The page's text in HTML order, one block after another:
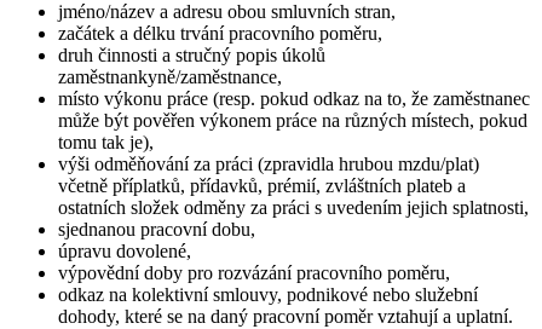
jméno/název a adresu obou smluvních stran,
začátek a délku trvání pracovního poměru,
druh činnosti a stručný popis úkolů
zaměstnankyně/zaměstnance,
místo výkonu práce (resp. pokud odkaz na to, že zaměstnanec
může být pověřen výkonem práce na různých místech, pokud
tomu tak je),
výši odměňování za práci (zpravidla hrubou mzdu/plat)
včetně příplatků, přídavků, prémií, zvláštních plateb a
ostatních složek odměny za práci s uvedením jejich splatnosti,
sjednanou pracovní dobu,
úpravu dovolené,
výpovědní doby pro rozvázání pracovního poměru,
odkaz na kolektivní smlouvy, podnikové nebo služební
dohody, které se na daný pracovní poměr vztahují a uplatní.